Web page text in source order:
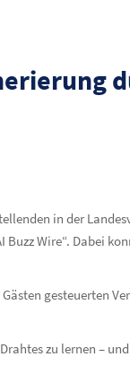
in der
Wire“. Dabei
gesteuerten
zu lernen –